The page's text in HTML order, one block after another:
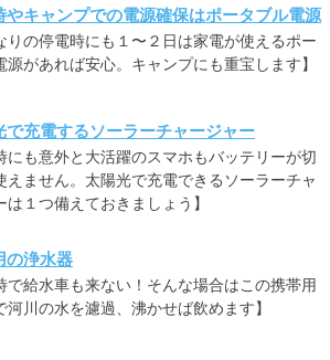
やキャンプでの電源確保はポータブル電源
りの停電時にも１〜２日は家電が使えるポー
源があれば安心。キャンプにも重宝します】
で充電するソーラーチャージャー
にも意外と大活躍のスマホもバッテリーが切
えません。太陽光で充電できるソーラーチャ
は１つ備えておきましょう】
の浄水器
で給水車も来ない！そんな場合はこの携帯用
河川の水を濾過、沸かせば飲めます】